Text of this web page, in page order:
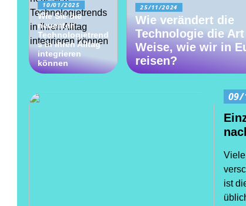
10/01/2025
Wie Sie die
neuesten
Technologietrend
s in Ihren Alltag
integrieren
können
25/11/2024
Wie verändert die
Technologie die Art
Weise, wie wir in
reisen?
09/
ist